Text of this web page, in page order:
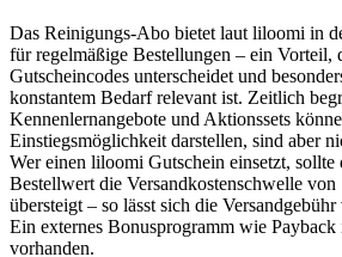
Das Reinigungs-Abo bietet laut liloomi in
für regelmäßige Bestellungen – ein Vorteil,
Gutscheincodes unterscheidet und
konstantem Bedarf relevant ist. Zeitlich
Kennenlernangebote und Aktionssets
Einstiegsmöglichkeit darstellen, sind aber
Wer einen liloomi Gutschein einsetzt, sollte
Bestellwert die Versandkostenschwelle von
übersteigt – so lässt sich die
Ein externes Bonusprogramm wie
vorhanden.